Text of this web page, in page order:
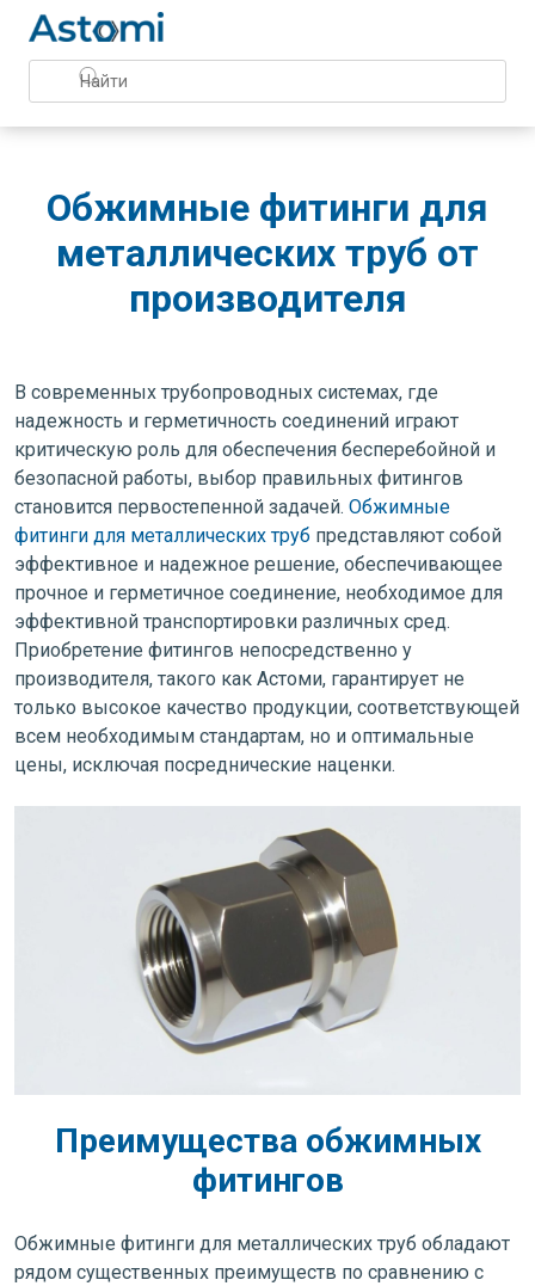
Обжимные фитинги для
металлических труб от
производителя
В современных трубопроводных системах, где
надежность и герметичность соединений играют
критическую роль для обеспечения бесперебойной и
безопасной работы, выбор правильных фитингов
становится первостепенной задачей. Обжимные
фитинги для металлических труб представляют собой
эффективное и надежное решение, обеспечивающее
прочное и герметичное соединение, необходимое для
эффективной транспортировки различных сред.
Приобретение фитингов непосредственно у
производителя, такого как Астоми, гарантирует не
только высокое качество продукции, соответствующей
всем необходимым стандартам, но и оптимальные
цены, исключая посреднические наценки.
Преимущества обжимных
фитингов
Обжимные фитинги для металлических труб обладают
рядом существенных преимуществ по сравнению с